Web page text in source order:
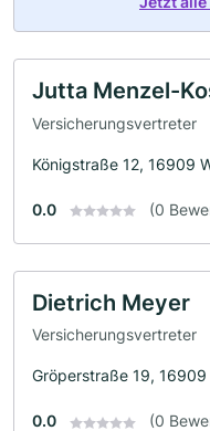
Jutta Menzel-
Versicherungsvertreter
Königstraße 12, 16909
0.0 (0
Dietrich Meyer
Versicherungsvertreter
Gröperstraße 19,
0.0 (0